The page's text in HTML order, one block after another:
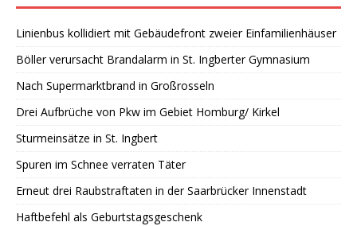
Linienbus kollidiert mit Gebäudefront zweier Einfamilienhäuser
Böller verursacht Brandalarm in St. Ingberter Gymnasium
Nach Supermarktbrand in Großrosseln
Drei Aufbrüche von Pkw im Gebiet Homburg/ Kirkel
Sturmeinsätze in St. Ingbert
Spuren im Schnee verraten Täter
Erneut drei Raubstraftaten in der Saarbrücker Innenstadt
Haftbefehl als Geburtstagsgeschenk